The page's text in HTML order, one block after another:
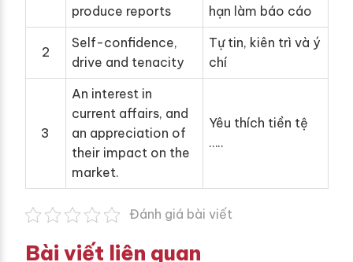
produce reports
hạn làm báo cáo
2
Self-confidence,
drive and tenacity
Tự tin, kiên trì và ý
chí
3
An interest in
current affairs, and
an appreciation of
their impact on the
market.
Yêu thích tiền tệ
…..
Đánh giá bài viết
Bài viết liên quan